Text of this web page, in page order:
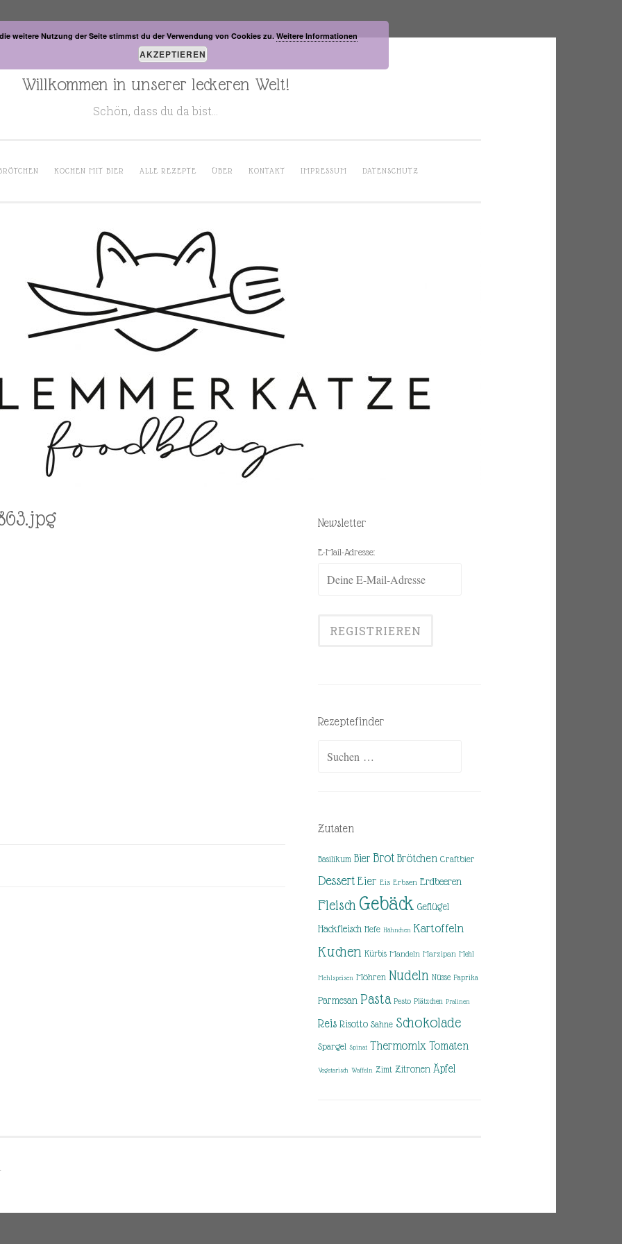
Willkommen in unserer leckeren Welt!
Schön, dass du da bist…
KOCHEN MIT BIER ALLE REZEPTE ÜBER KONTAKT IMPRESSUM DATENSCHUTZ
Newsletter
E-Mail-Adresse:
Rezeptefinder
Zutaten
Basilikum Bier Brot Brötchen Craftbier
Dessert Eier Eis Erbsen Erdbeeren
Fleisch Gebäck Geflügel
Hackfleisch Hefe Hähnchen Kartoffeln
Kuchen Kürbis Mandeln Marzipan Mehl
Mehlspeisen Möhren Nudeln Nüsse Paprika
Parmesan Pasta Pesto Plätzchen Pralinen
Reis Risotto Sahne Schokolade
Spargel Spinat Thermomix Tomaten
Vegetarisch Waffeln Zimt Zitronen Äpfel
weitere Nutzung der Seite stimmst du der Verwendung von Cookies zu. Weitere Informationen
AKZEPTIEREN